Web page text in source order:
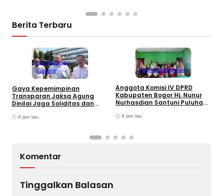
Berita Terbaru
Info Kampus
Nasional
Gaya Kepemimpinan
Transparan Jaksa Agung
Dinilai Jaga Soliditas dan
Adhyaksa
9 jam lalu
KomunitasNasional
Anggota Komisi IV DPRD
Kabupaten Bogor Hj. Nunur
Nurhasdian Santuni Puluhan
9 jam lalu
Komentar
Tinggalkan Balasan